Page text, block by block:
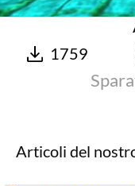
1759
Articoli del